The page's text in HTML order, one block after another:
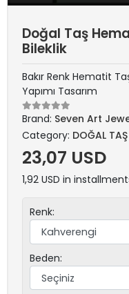
Doğal Taş
Bileklik
Bakır Renk Hematit
Yapımı Tasarım
Brand: Seven Art
Category: DOĞAL TAŞ
23,07 USD
1,92 USD in
Renk:
Beden: